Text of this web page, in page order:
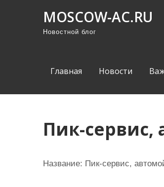
MOSCOW-AC.RU
Новостной блог
Главная Новости
Пик-сервис,
Название: Пик-сервис,